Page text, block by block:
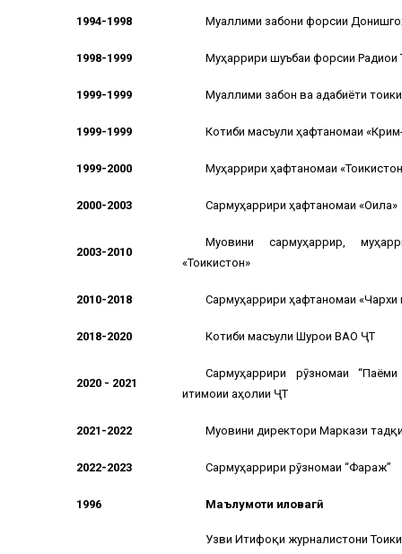
1994-1998 Муаллими забони форсии
1998-1999 Муҳаррири шуъбаи форсии Радиои
1999-1999 Муаллими забон ва адабиёти
1999-1999 Котиби масъули ҳафтаномаи
1999-2000 Муҳаррири ҳафтаномаи
2000-2003 Сармуҳаррири ҳафтаномаи «Оила»
2003-2010
Муовини сармуҳаррир,
«Тоҷикистон»
2010-2018 Сармуҳаррири ҳафтаномаи «Чархи
2018-2020 Котиби масъули Шурои ВАО ҶТ
2020 - 2021
Сармуҳаррири рӯзномаи
иҷтимоии аҳолии ҶТ
2021-2022 Муовини директори Маркази
2022-2023 Сармуҳаррири рӯзномаи “Фараж”
1996 Маълумоти иловагӣ
Узви Итифоқи журналистони